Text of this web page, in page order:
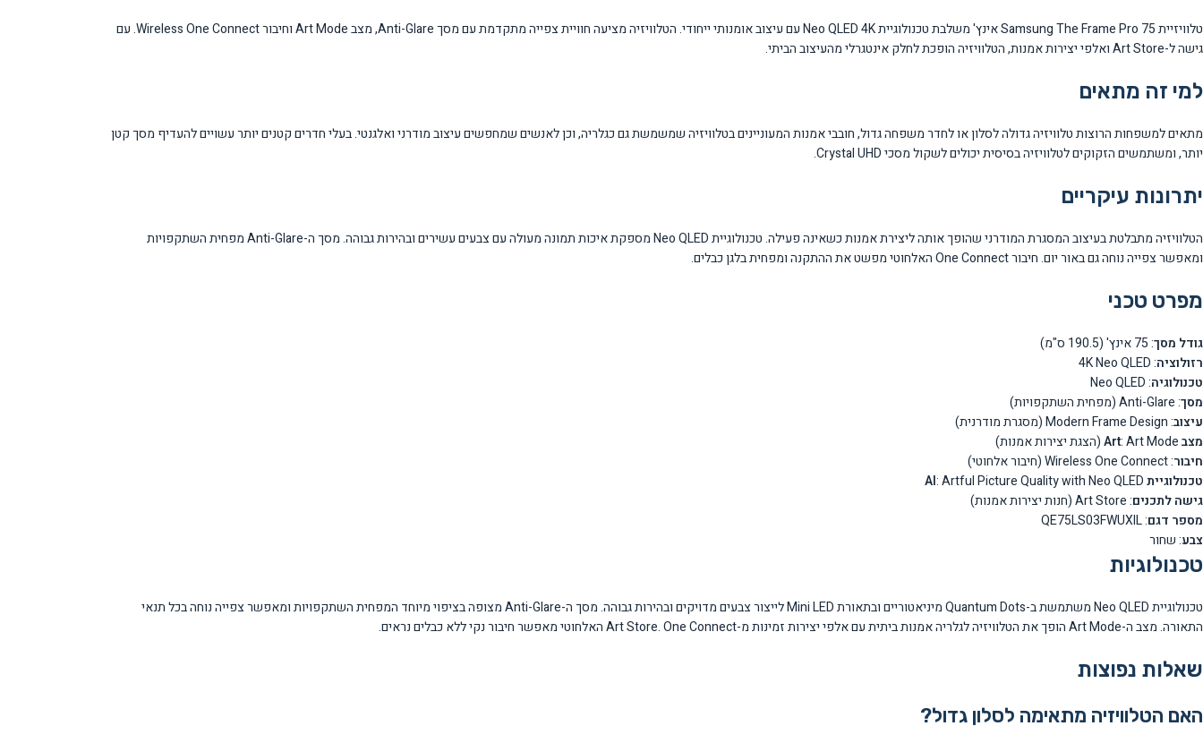
טלוויזיית Samsung The Frame Pro 75 אינץ' משלבת טכנולוגיית Neo QLED 4K עם עיצוב אומנותי ייחודי. הטלוויזיה מציעה חוויית צפייה מתקדמת עם מסך Anti-Glare, מצב Art Mode וחיבור Wireless One Connect. עם
גישה ל-Art Store ואלפי יצירות אמנות, הטלוויזיה הופכת לחלק אינטגרלי מהעיצוב הביתי.
למי זה מתאים
מתאים למשפחות הרוצות טלוויזיה גדולה לסלון או לחדר משפחה גדול, חובבי אמנות המעוניינים בטלוויזיה שמשמשת גם כגלריה, וכן לאנשים שמחפשים עיצוב מודרני ואלגנטי. בעלי חדרים קטנים יותר עשויים להעדיף מסך קטן
יותר, ומשתמשים הזקוקים לטלוויזיה בסיסית יכולים לשקול מסכי Crystal UHD.
יתרונות עיקריים
הטלוויזיה מתבלטת בעיצוב המסגרת המודרני שהופך אותה ליצירת אמנות כשאינה פעילה. טכנולוגיית Neo QLED מספקת איכות תמונה מעולה עם צבעים עשירים ובהירות גבוהה. מסך ה-Anti-Glare מפחית השתקפויות
ומאפשר צפייה נוחה גם באור יום. חיבור One Connect האלחוטי מפשט את ההתקנה ומפחית בלגן כבלים.
מפרט טכני
גודל מסך: 75 אינץ' (190.5 ס"מ)
רזולוציה: 4K Neo QLED
טכנולוגיה: Neo QLED
מסך: Anti-Glare (מפחית השתקפויות)
עיצוב: Modern Frame Design (מסגרת מודרנית)
מצב Art: Art Mode (הצגת יצירות אמנות)
חיבור: Wireless One Connect (חיבור אלחוטי)
טכנולוגיית AI: Artful Picture Quality with Neo QLED
גישה לתכנים: Art Store (חנות יצירות אמנות)
מספר דגם: QE75LS03FWUXIL
צבע: שחור
טכנולוגיות
טכנולוגיית Neo QLED משתמשת ב-Quantum Dots מיניאטוריים ובתאורת Mini LED לייצור צבעים מדויקים ובהירות גבוהה. מסך ה-Anti-Glare מצופה בציפוי מיוחד המפחית השתקפויות ומאפשר צפייה נוחה בכל תנאי
התאורה. מצב ה-Art Mode הופך את הטלוויזיה לגלריה אמנות ביתית עם אלפי יצירות זמינות מ-Art Store. One Connect האלחוטי מאפשר חיבור נקי ללא כבלים נראים.
שאלות נפוצות
האם הטלוויזיה מתאימה לסלון גדול?